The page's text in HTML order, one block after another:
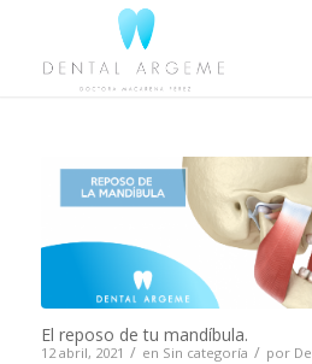
El reposo de tu mandíbula.
12 abril, 2021 / en Sin categoría / por